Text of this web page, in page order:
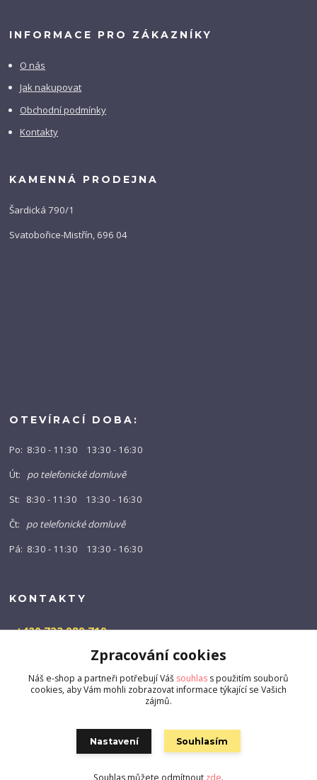
INFORMACE PRO ZÁKAZNÍKY
O nás
Jak nakupovat
Obchodní podmínky
Kontakty
KAMENNÁ PRODEJNA
Šardická 790/1
Svatobořice-Mistřín, 696 04
OTEVÍRACÍ DOBA:
Po: 8:30 - 11:30 13:30 - 16:30
Út: po telefonické domluvě
St: 8:30 - 11:30 13:30 - 16:30
Čt: po telefonické domluvě
Pá: 8:30 - 11:30 13:30 - 16:30
KONTAKTY
+420 723 989 719
info@barny-shop.cz
Zpracování cookies
Náš e-shop a partneři potřebují Váš souhlas s použitím souborů
cookies, aby Vám mohli zobrazovat informace týkající se Vašich
zájmů.
Nastavení Souhlasím
Souhlas můžete odmítnout zde.